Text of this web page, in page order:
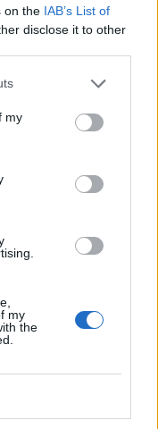
on the IAB’s List of
disclose it to other
my
my
the
daliai
pagalbą teiks
vadovas(9)